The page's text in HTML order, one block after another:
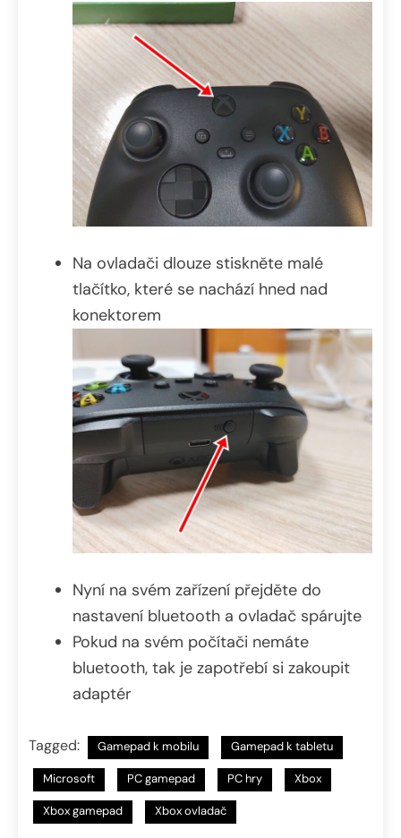
Na ovladači dlouze stiskněte malé
tlačítko, které se nachází hned nad
konektorem
Nyní na svém zařízení přejděte do
nastavení bluetooth a ovladač spárujte
Pokud na svém počítači nemáte
bluetooth, tak je zapotřebí si zakoupit
adaptér
Tagged: Gamepad k mobilu Gamepad k tabletu
Microsoft PC gamepad PC hry Xbox
Xbox gamepad Xbox ovladač